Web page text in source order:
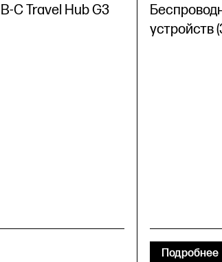
C Travel Hub G3
устройств
Подробнее